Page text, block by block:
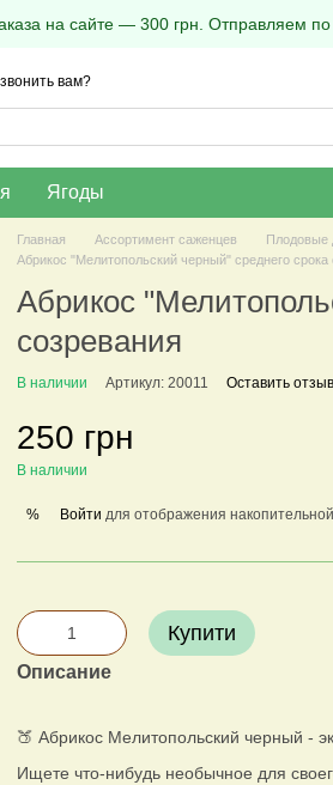
на сайте — 300 грн. Отправляем по
вам?
Ягоды
Главная Ассортимент саженцев Плодовые
Абрикос "Мелитопольский черный" среднего срока
Абрикос
созревания
В наличии Артикул: 20011 Оставить отзыв
250 грн
В наличии
% Войти для отображения накопительной
Купити
Описание
🍑 Абрикос Мелитопольский черный -
Ищете что-нибудь необычное для